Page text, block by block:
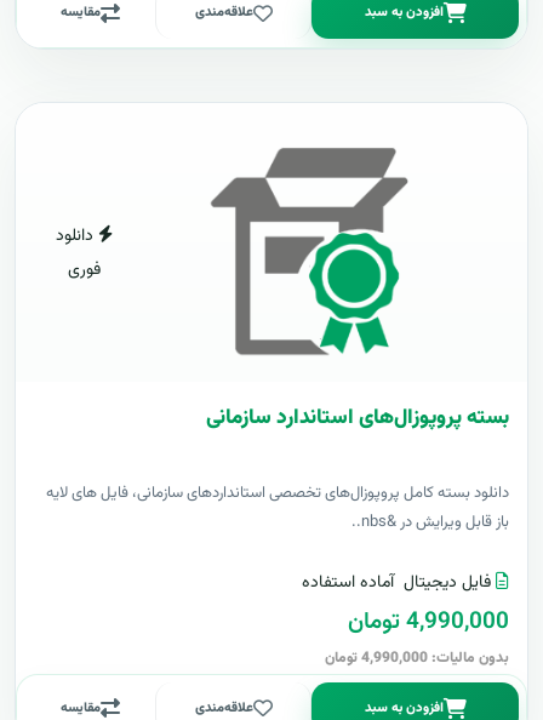
افزودن به سبد علاقه‌مندی مقایسه
دانلود
فوری
بسته پروپوزال‌های استاندارد سازمانی
دانلود بسته کامل پروپوزال‌های تخصصی استانداردهای سازمانی، فایل های لایه
باز قابل ویرایش در &nbs..
فایل دیجیتال آماده استفاده
4,990,000 تومان
بدون مالیات: 4,990,000 تومان
افزودن به سبد علاقه‌مندی مقایسه